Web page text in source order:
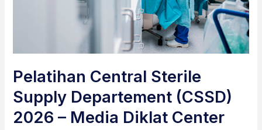
Pelatihan Central Sterile
Supply Departement (CSSD)
2026 – Media Diklat Center